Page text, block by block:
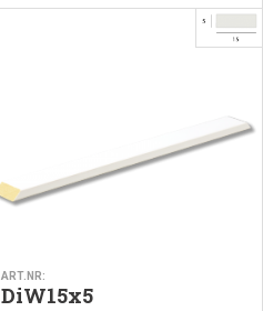
ART.NR:
DiW15x5